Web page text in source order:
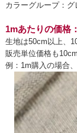
カラーグループ：
1mあたりの価格
生地は50cm以上、
販売単位価格も
例：1m購入の場合